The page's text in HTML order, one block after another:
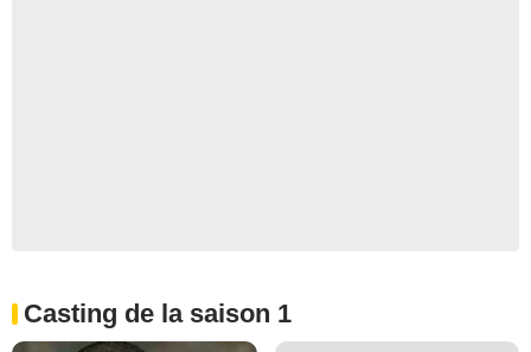
Casting de la saison 1